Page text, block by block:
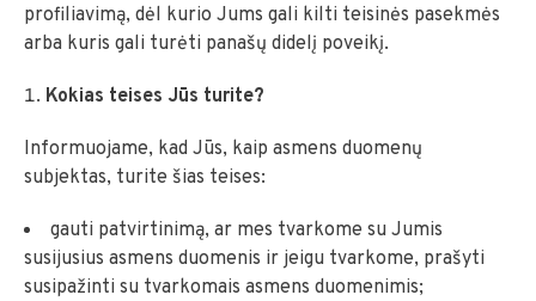
profiliavimą, dėl kurio Jums gali kilti teisinės pasekmės
arba kuris gali turėti panašų didelį poveikį.
Kokias teises Jūs turite?
Informuojame, kad Jūs, kaip asmens duomenų
subjektas, turite šias teises:
gauti patvirtinimą, ar mes tvarkome su Jumis
susijusius asmens duomenis ir jeigu tvarkome, prašyti
susipažinti su tvarkomais asmens duomenimis;